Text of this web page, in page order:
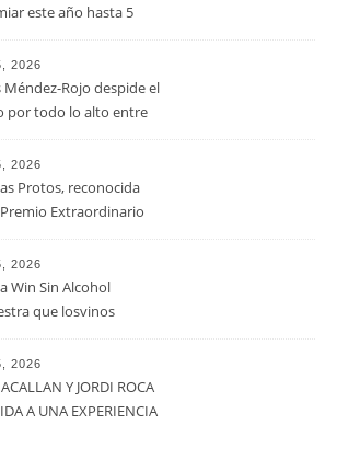
este año hasta 5
2025
2026
Méndez-Rojo despide el
por todo lo alto entre
2026
Protos, reconocida
Extraordinario
siglo de excelencia
2026
Win Sin Alcohol
que losvinos
a diseñarse
2026
Y JORDI ROCA
A UNA EXPERIENCIA